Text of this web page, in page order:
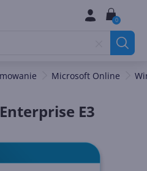
0
Microsoft Online
E3